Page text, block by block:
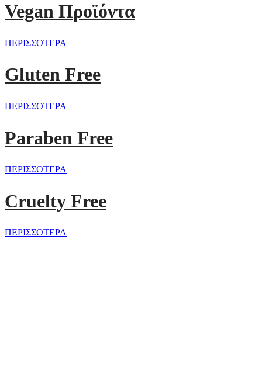
Vegan Προϊόντα
ΠΕΡΙΣΣΟΤΕΡΑ
Gluten Free
ΠΕΡΙΣΣΟΤΕΡΑ
Paraben Free
ΠΕΡΙΣΣΟΤΕΡΑ
Cruelty Free
ΠΕΡΙΣΣΟΤΕΡΑ